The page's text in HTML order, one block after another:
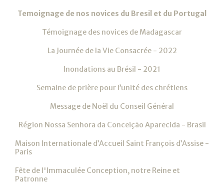
Temoignage de nos novices du Bresil et du Portugal
Témoignage des novices de Madagascar
La Journée de la Vie Consacrée - 2022
Inondations au Brésil - 2021
Semaine de prière pour l’unité des chrétiens
Message de Noël du Conseil Général
Région Nossa Senhora da Conceição Aparecida - Brasil
Maison Internationale d’Accueil Saint François d’Assise -
Paris
Fête de l'Immaculée Conception, notre Reine et
Patronne